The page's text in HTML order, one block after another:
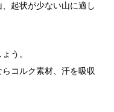
起状が少ない山に適し
う。
コルク素材、汗を吸収